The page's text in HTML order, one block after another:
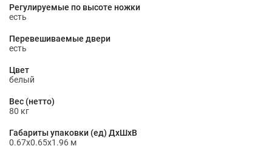
Регулируемые по высоте ножки
есть
Перевешиваемые двери
есть
Цвет
белый
Вес (нетто)
80 кг
Габариты упаковки (ед) ДхШхВ
0.67x0.65x1.96 м